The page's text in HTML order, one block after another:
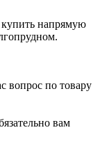
купить напрямую
вопрос по товару
вам